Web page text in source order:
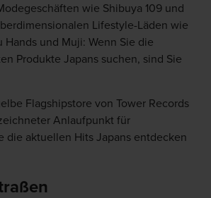
wie Shibuya 109 und
Lifestyle-Läden wie
Hands und Muji: Wenn Sie die
Produkte Japans suchen, sind Sie
Flagshipstore von Tower Records
Anlaufpunkt für
die aktuellen Hits Japans entdecken